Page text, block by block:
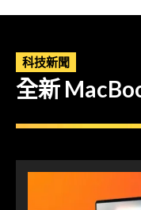
科技新聞
全新